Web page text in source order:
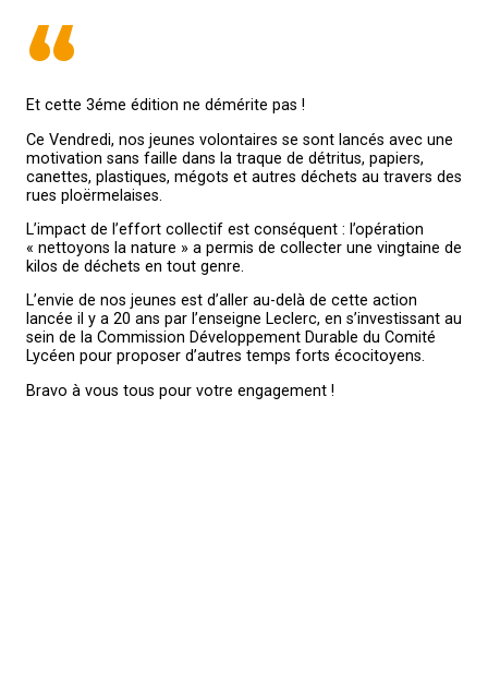
“
Et cette 3éme édition ne démérite pas !
Ce Vendredi, nos jeunes volontaires se sont lancés avec une
motivation sans faille dans la traque de détritus, papiers,
canettes, plastiques, mégots et autres déchets au travers des
rues ploërmelaises.
L’impact de l’effort collectif est conséquent : l’opération
« nettoyons la nature » a permis de collecter une vingtaine de
kilos de déchets en tout genre.
L’envie de nos jeunes est d’aller au-delà de cette action
lancée il y a 20 ans par l’enseigne Leclerc, en s’investissant au
sein de la Commission Développement Durable du Comité
Lycéen pour proposer d’autres temps forts écocitoyens.
Bravo à vous tous pour votre engagement !